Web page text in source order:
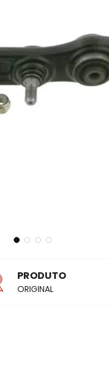
PRODUTO
ORIGINAL